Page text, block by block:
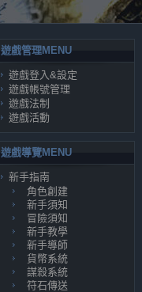
遊戲管理MENU
遊戲登入&設定
遊戲帳號管理
遊戲法制
遊戲活動
遊戲導覽MENU
新手指南
角色創建
新手須知
冒險須知
新手教學
新手導師
貨幣系統
謀殺系統
符石傳送